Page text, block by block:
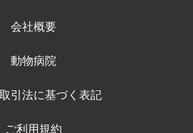
会社概要
動物病院
引法に基づく表記
ご利用規約